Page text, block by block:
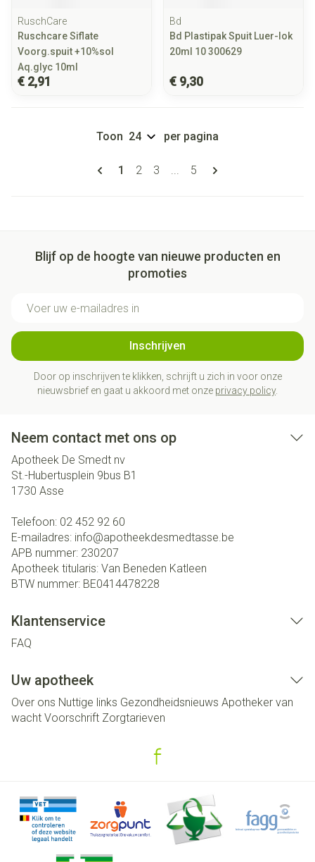
RuschCare
Ruschcare Siflate
Voorg.spuit +10%sol
Aq.glyc 10ml
€ 2,91
Bd
Bd Plastipak Spuit Luer-lok
20ml 10 300629
€ 9,30
Pagina's
U lees momenteel pagina
1 Pagina
2 Pagina
3 ... Pagina
5
Toon per pagina
Blijf op de hoogte van nieuwe producten en
promoties
Inschrijven
Door op inschrijven te klikken, schrijft u zich in voor onze
nieuwsbrief en gaat u akkoord met onze privacy policy.
Neem contact met ons op
Apotheek De Smedt nv
St.-Hubertusplein 9bus B1
1730 Asse
Telefoon: 02 452 92 60
E-mailadres: info@apotheekdesmedtasse.be
APB nummer: 230207
Apotheek titularis: Van Beneden Katleen
BTW nummer: BE0414478228
Klantenservice
FAQ
Uw apotheek
Over ons Nuttige links Gezondheidsnieuws Apotheker van
wacht Voorschrift Zorgtarieven